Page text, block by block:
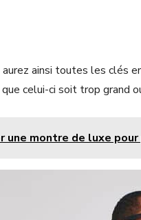
ainsi toutes les clés
que celui-ci soit trop grand
une montre de luxe pour